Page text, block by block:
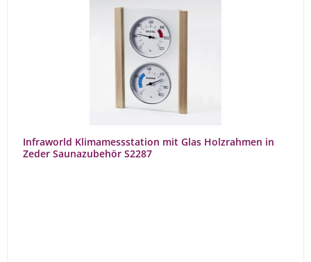
Infraworld Klimamessstation mit Glas Holzrahmen in
Zeder Saunazubehör S2287